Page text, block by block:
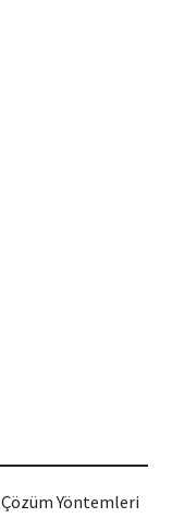
Yöntemleri